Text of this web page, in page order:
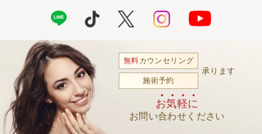
無料カウンセリング
施術予約
承ります
お気軽に
お問い合わせください